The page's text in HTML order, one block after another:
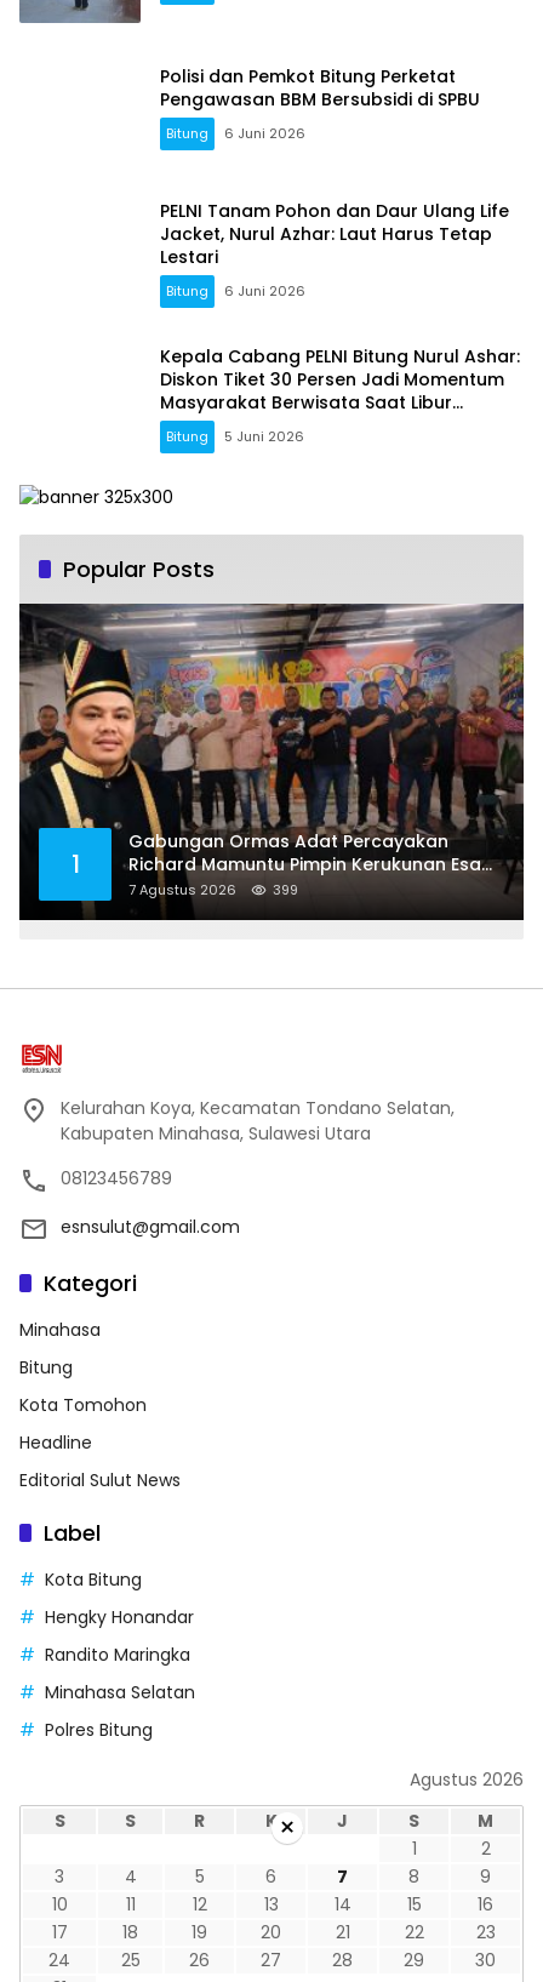
Polisi dan Pemkot Bitung Perketat
Pengawasan BBM Bersubsidi di SPBU
Bitung 6 Juni 2026
PELNI Tanam Pohon dan Daur Ulang Life
Jacket, Nurul Azhar: Laut Harus Tetap
Lestari
Bitung 6 Juni 2026
Kepala Cabang PELNI Bitung Nurul Ashar:
Diskon Tiket 30 Persen Jadi Momentum
Masyarakat Berwisata Saat Libur
Sekolah
Bitung 5 Juni 2026
Popular Posts
1
Gabungan Ormas Adat Percayakan
Richard Mamuntu Pimpin Kerukunan Esa
Keter Kota Bitung
7 Agustus 2026 399
Kelurahan Koya, Kecamatan Tondano Selatan,
Kabupaten Minahasa, Sulawesi Utara
08123456789
esnsulut@gmail.com
Kategori
Minahasa
Bitung
Kota Tomohon
Headline
Editorial Sulut News
Label
Kota Bitung
Hengky Honandar
Randito Maringka
Minahasa Selatan
Polres Bitung
Agustus 2026
S
S R K J S
M
1
2
3
4 5 6 7 8
9
10
11 12 13 14 15
16
17
18 19 20 21 22
23
24
25 26 27 28 29
30
×